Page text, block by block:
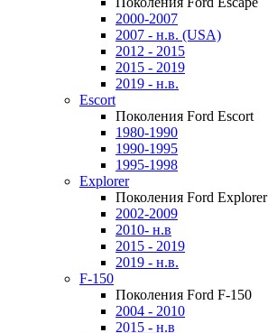
2000-2007
2007 - н.в. (USA)
2012 - 2015
2015 - 2019
2019 - н.в.
Escort
Поколения Ford Escort
1980-1990
1990-1995
1995-1998
Explorer
Поколения Ford Explorer
2002-2009
2010- н.в
2015 - 2019
2019 - н.в.
F-150
Поколения Ford F-150
2004 - 2010
2015 - н.в